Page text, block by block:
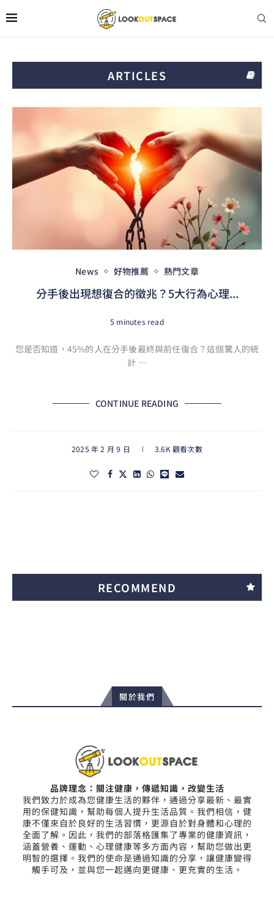
ARTICLES
News 好物推薦 熱門文章
分手後出現想復合的徵兆？5大行為心理...
5 minutes read
您是否知道，45%的人在分手後最終與前任復合？這個驚人的統
計 …
CONTINUE READING
2025 年 2 月 9 日 3.6K 觀看次數
RECOMMEND
關於我們
品牌理念：關注健康，傳遞知識，改變生活
我們致力於成為您健康生活的夥伴，通過分享最新、最實
用的保健知識，幫助每個人提升生活品質。我們相信，健
康不僅來自於良好的生活習慣，更源自於對身體和心理的
全面了解。因此，我們的部落格匯集了專業的健康資訊，
涵蓋營養、運動、心理健康等多方面內容，幫助您做出更
明智的選擇。我們的使命是通過知識的分享，讓健康變得
觸手可及，並與您一起邁向更健康、更充實的生活。